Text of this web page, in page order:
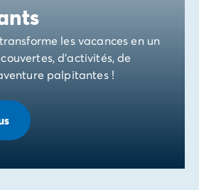
les vacances en un
d'activités, de
palpitantes !